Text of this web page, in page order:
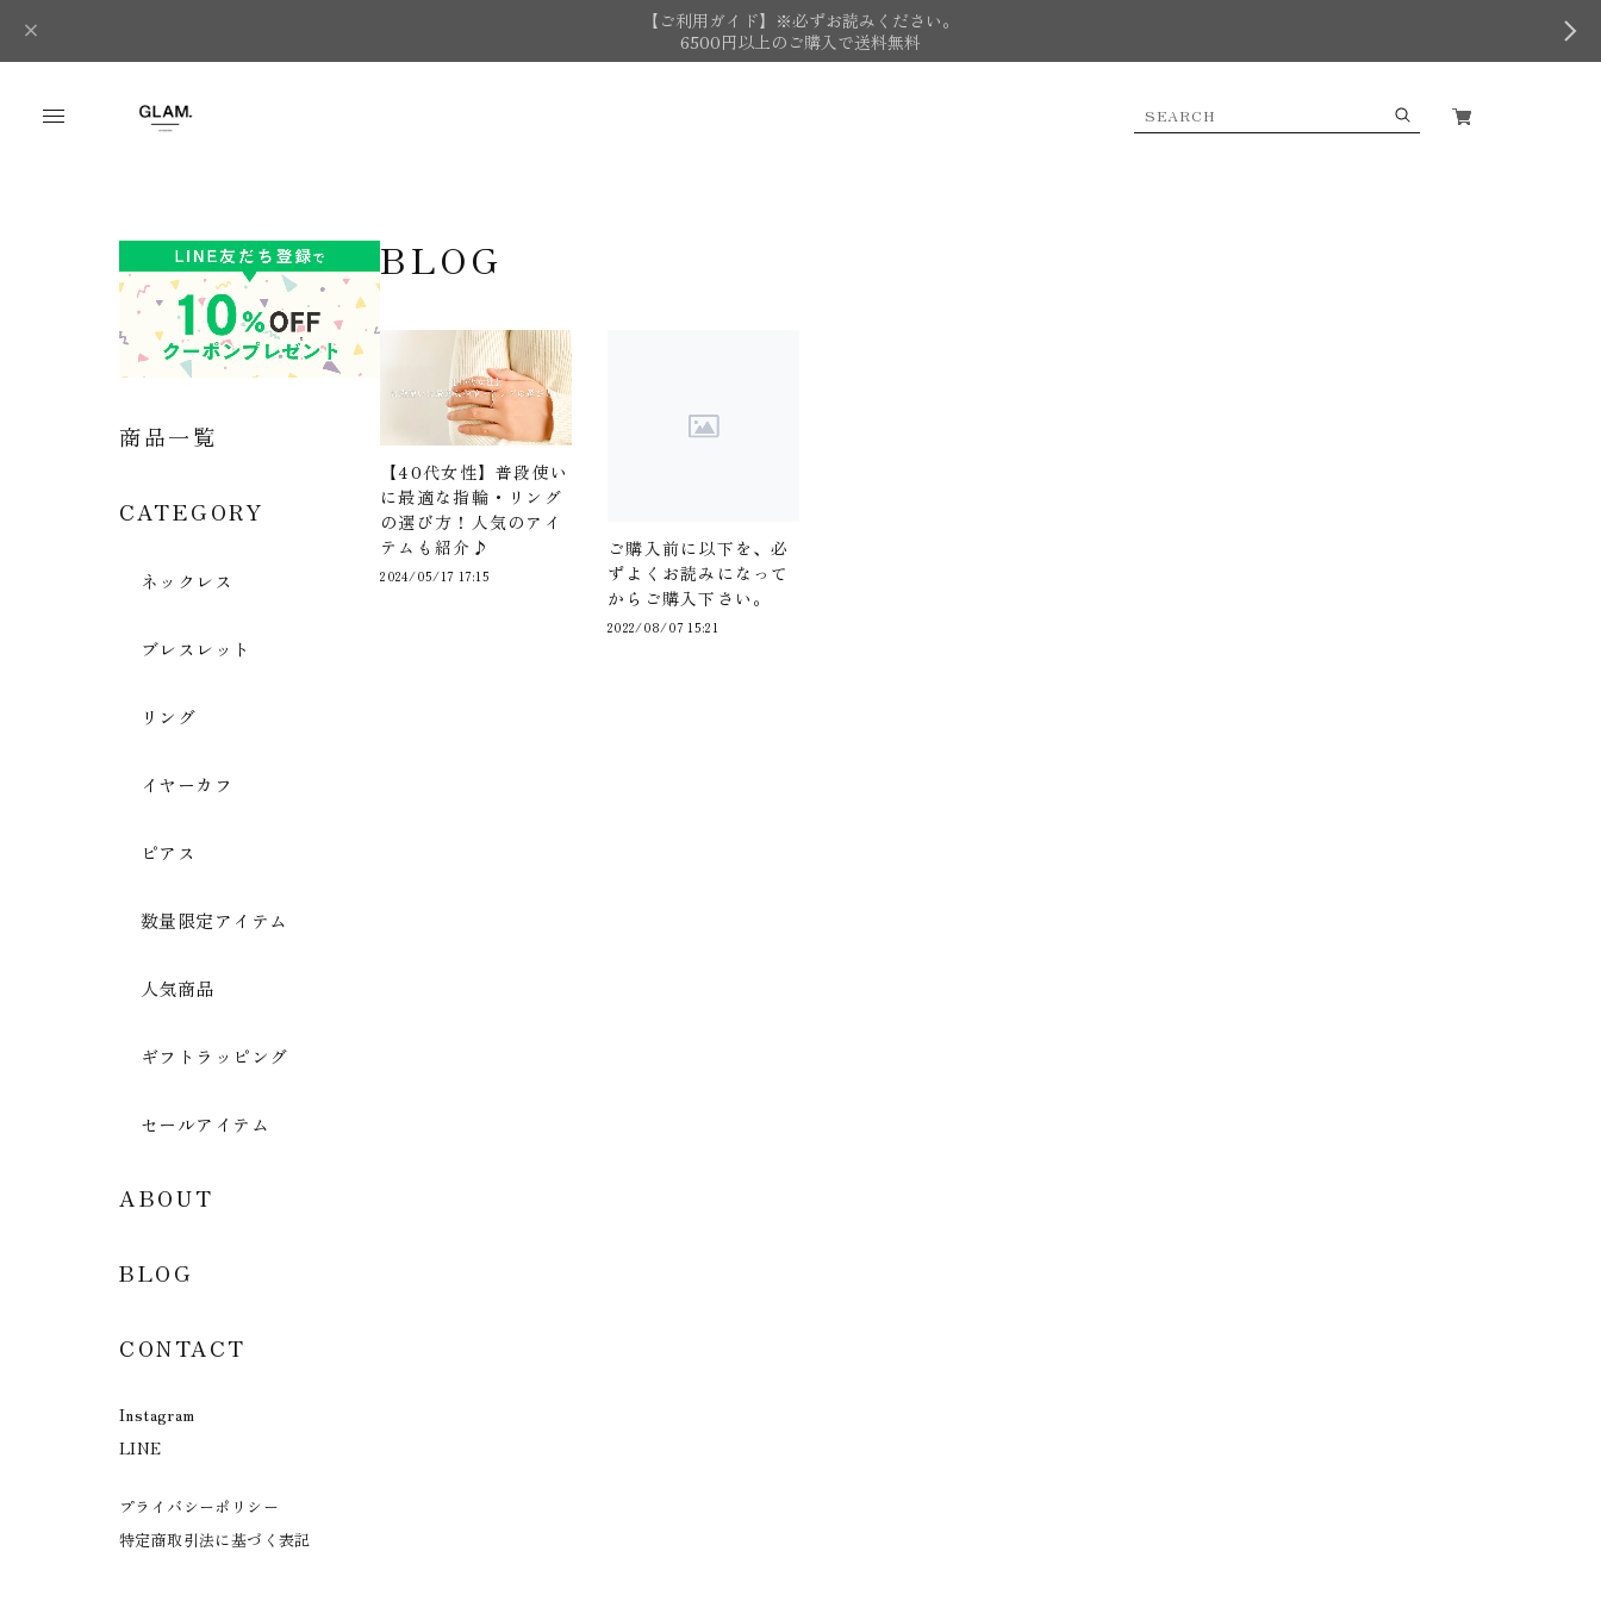
【ご利用ガイド】※必ずお読みください。
6500円以上のご購入で送料無料
商品一覧
CATEGORY
ネックレス
ブレスレット
リング
イヤーカフ
ピアス
数量限定アイテム
人気商品
ギフトラッピング
セールアイテム
ABOUT
BLOG
CONTACT
Instagram
LINE
プライバシーポリシー
特定商取引法に基づく表記
BLOG
【40代女性】普段使い
に最適な指輪・リング
の選び方！人気のアイ
テムも紹介♪
2024/05/17 17:15
ご購入前に以下を、必
ずよくお読みになって
からご購入下さい。
2022/08/07 15:21